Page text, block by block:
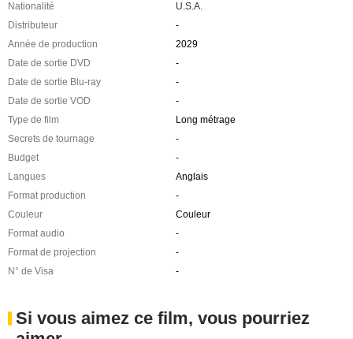
Nationalité
U.S.A.
Distributeur
-
Année de production
2029
Date de sortie DVD
-
Date de sortie Blu-ray
-
Date de sortie VOD
-
Type de film
Long métrage
Secrets de tournage
-
Budget
-
Langues
Anglais
Format production
-
Couleur
Couleur
Format audio
-
Format de projection
-
N° de Visa
-
Si vous aimez ce film, vous pourriez